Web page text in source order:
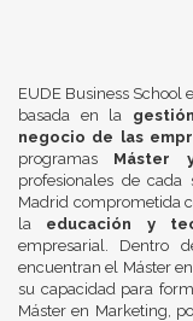
EUDE Business School
basada en la
negocio de las
programas Máster
profesionales de cada
Madrid comprometida
la educación y
empresarial. Dentro
encuentran el Máster
su capacidad para
Máster en Marketing,